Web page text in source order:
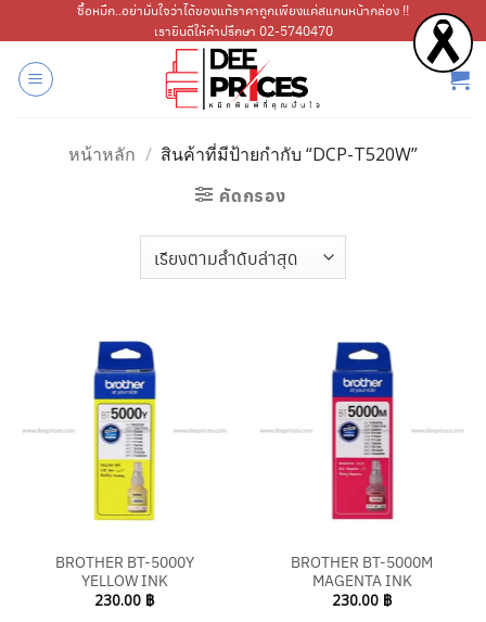
ไป
เนื้อหา
ซื้อหมึก..อย่ามั่นใจว่าได้ของแท้ราคาถูกเพียงแค่สแกนหน้ากล่อง !!
เรายินดีให้คำปรึกษา 02-5740470
หน้าหลัก / สินค้าที่มีป้ายกำกับ “DCP-T520W”
คัดกรอง
BROTHER BT-5000Y
YELLOW INK
230.00 ฿
BROTHER BT-5000M
MAGENTA INK
230.00 ฿